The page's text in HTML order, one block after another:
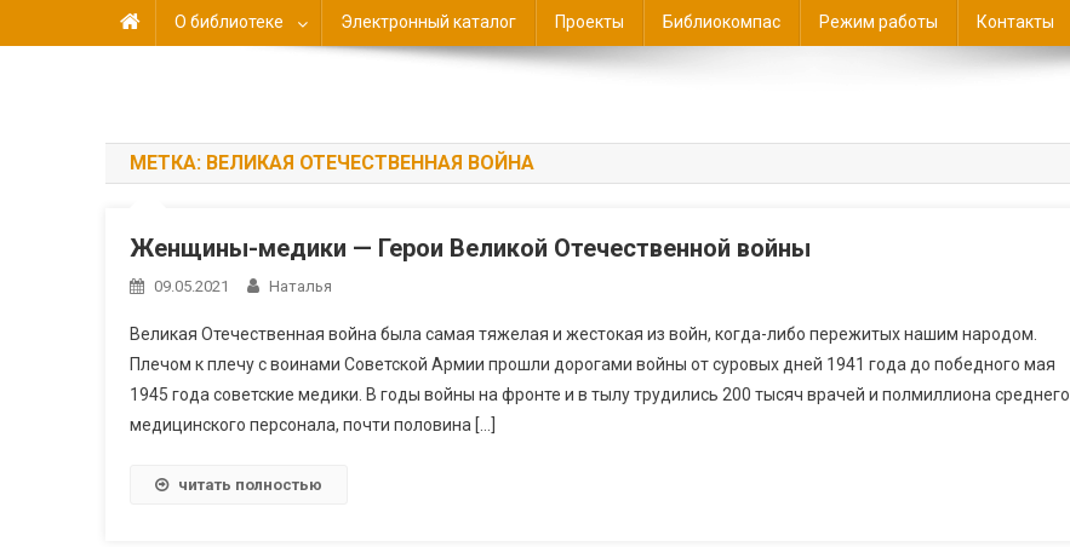
О библиотеке Электронный каталог Проекты Библиокомпас Режим работы Контакты
МЕТКА: ВЕЛИКАЯ ОТЕЧЕСТВЕННАЯ ВОЙНА
Женщины-медики — Герои Великой Отечественной войны
09.05.2021 Наталья
Великая Отечественная война была самая тяжелая и жестокая из войн, когда-либо пережитых нашим народом.
Плечом к плечу с воинами Советской Армии прошли дорогами войны от суровых дней 1941 года до победного мая
1945 года советские медики. В годы войны на фронте и в тылу трудились 200 тысяч врачей и полмиллиона среднего
медицинского персонала, почти половина […]
читать полностью